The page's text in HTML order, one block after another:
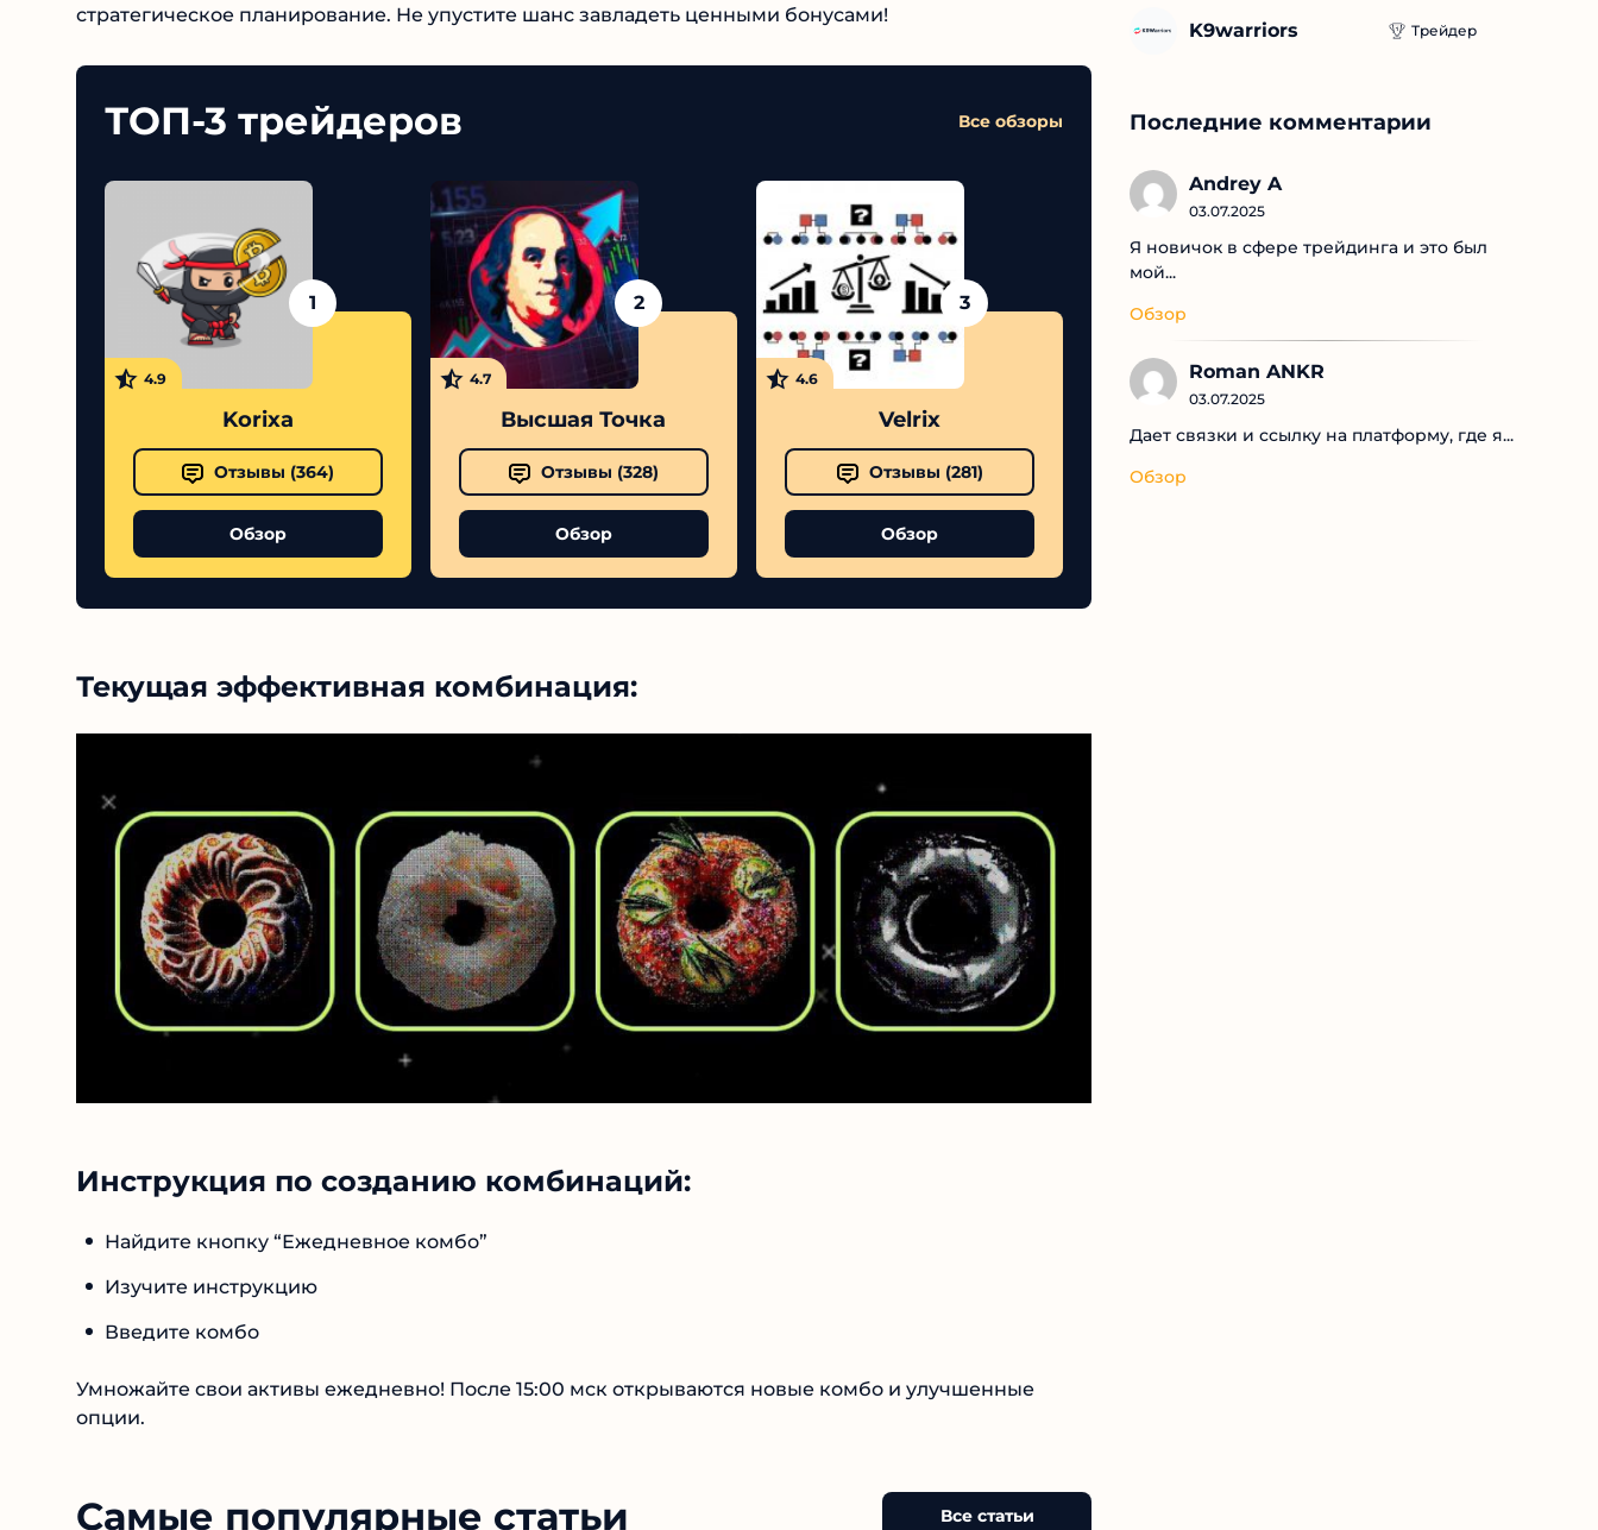
стратегическое планирование. Не упустите шанс завладеть ценными бонусами!
ТОП-3 трейдеров Все обзоры
1
4.9
Korixa
Отзывы (364)
Обзор
2
4.7
Высшая Точка
Отзывы (328)
Обзор
3
4.6
Velrix
Отзывы (281)
Обзор
Текущая эффективная комбинация:
Инструкция по созданию комбинаций:
Найдите кнопку “Ежедневное комбо”
Изучите инструкцию
Введите комбо
Умножайте свои активы ежедневно! После 15:00 мск открываются новые комбо и улучшенные
опции.
Самые популярные статьи Все статьи
K9warriors Трейдер
Последние комментарии
Andrey A
03.07.2025
Я новичок в сфере трейдинга и это был
мой...
Обзор
Roman ANKR
03.07.2025
Дает связки и ссылку на платформу, где я...
Обзор